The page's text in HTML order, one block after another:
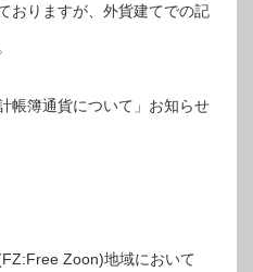
おりますが、外貨建てでの記
帳簿通貨について」お知らせ
Zoon)地域において